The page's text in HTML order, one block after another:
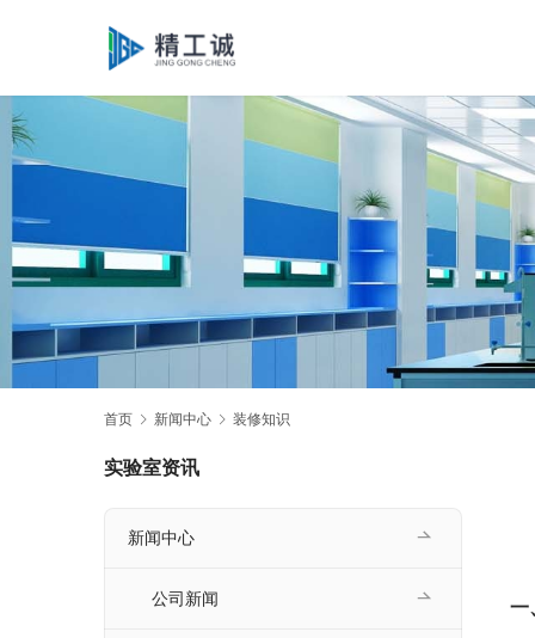
首页 新闻中心 装修知识
一
实验室资讯
新闻中心
公司新闻